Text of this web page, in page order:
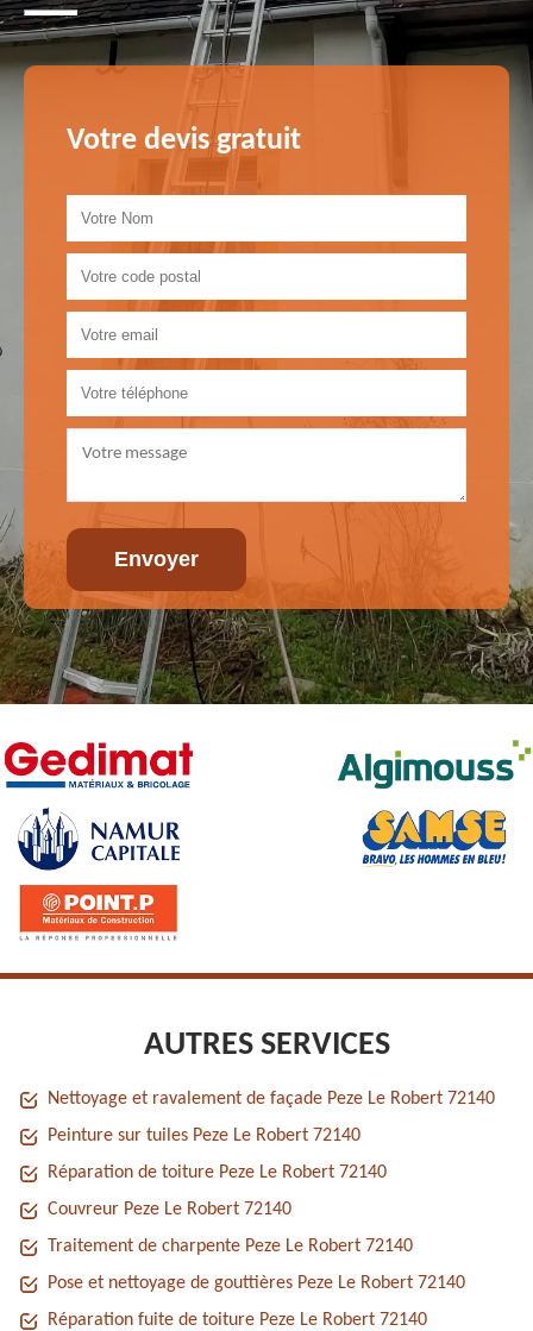
Votre devis gratuit
AUTRES SERVICES
Nettoyage et ravalement de façade Peze Le Robert 72140
Peinture sur tuiles Peze Le Robert 72140
Réparation de toiture Peze Le Robert 72140
Couvreur Peze Le Robert 72140
Traitement de charpente Peze Le Robert 72140
Pose et nettoyage de gouttières Peze Le Robert 72140
Réparation fuite de toiture Peze Le Robert 72140